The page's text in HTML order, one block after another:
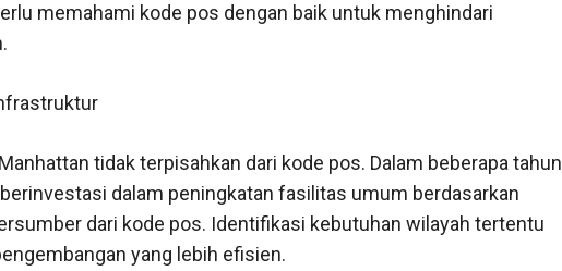
memahami kode pos dengan baik untuk menghindari
tidak terpisahkan dari kode pos. Dalam beberapa tahun
dalam peningkatan fasilitas umum berdasarkan
dari kode pos. Identifikasi kebutuhan wilayah tertentu
yang lebih efisien.